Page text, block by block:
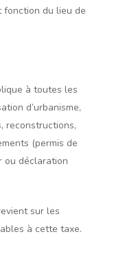
fonction du lieu de
à toutes les
d’urbanisme,
reconstructions,
(permis de
ou déclaration
sur les
à cette taxe.